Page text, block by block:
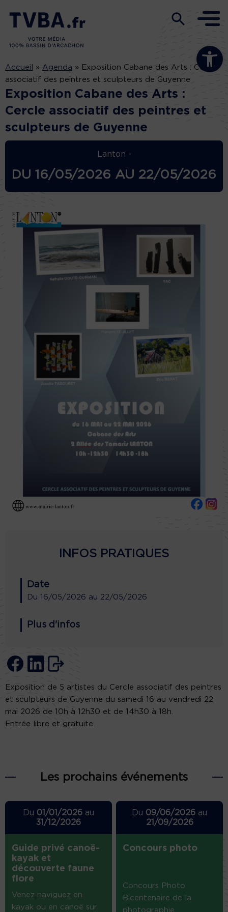
Ouvrir la
Accueil » Agenda » Exposition Cabane des Arts : Cercle
associatif des peintres et sculpteurs de Guyenne
Exposition Cabane des Arts :
Cercle associatif des peintres et
sculpteurs de Guyenne
Lanton -
DU 16/05/2026 AU 22/05/2026
INFOS PRATIQUES
Date
Du 16/05/2026 au 22/05/2026
Plus d'infos
Exposition de 5 artistes du Cercle associatif des peintres
et sculpteurs de Guyenne du samedi 16 au vendredi 22
mai 2026 de 10h à 12h30 et de 14h30 à 18h.
Entrée libre et gratuite.
Les prochains événements
Du 01/01/2026au
31/12/2026
Guide privé canoë-
kayak et
découverte faune
flore
Venez naviguez en
kayak ou en canoë sur
Du 09/06/2026 au
21/09/2026
Concours photo
Concours Photo
Bicentenaire de la
photographie